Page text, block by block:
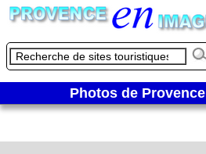
Photos de Provence